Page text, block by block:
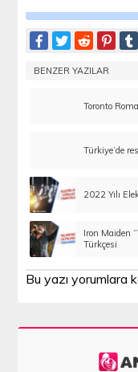
BENZER YAZILAR
Toronto
Türkiye’de
2022 Yılı
Iron Maiden
Türkçesi
Bu yazı yorumlara